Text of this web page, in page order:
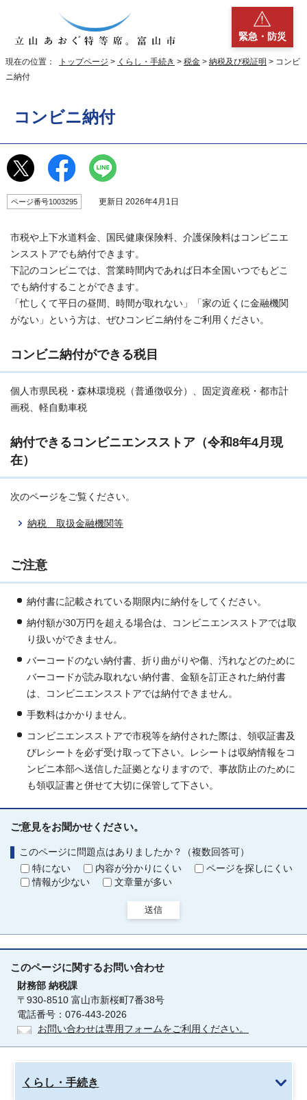
緊急・防災
現在の位置： トップページ > くらし・手続き > 税金 > 納税及び税証明 > コンビ
ニ納付
コンビニ納付
ページ番号1003295 更新日 2026年4月1日
市税や上下水道料金、国民健康保険料、介護保険料はコンビニエ
ンスストアでも納付できます。
下記のコンビニでは、営業時間内であれば日本全国いつでもどこ
でも納付することができます。
「忙しくて平日の昼間、時間が取れない」「家の近くに金融機関
がない」という方は、ぜひコンビニ納付をご利用ください。
コンビニ納付ができる税目
個人市県民税・森林環境税（普通徴収分）、固定資産税・都市計
画税、軽自動車税
納付できるコンビニエンスストア（令和8年4月現
在）
次のページをご覧ください。
納税 取扱金融機関等
ご注意
納付書に記載されている期限内に納付をしてください。
納付額が30万円を超える場合は、コンビニエンスストアでは取
り扱いができません。
バーコードのない納付書、折り曲がりや傷、汚れなどのために
バーコードが読み取れない納付書、金額を訂正された納付書
は、コンビニエンスストアでは納付できません。
手数料はかかりません。
コンビニエンスストアで市税等を納付された際は、領収証書及
びレシートを必ず受け取って下さい。レシートは収納情報をコ
ンビニ本部へ送信した証拠となりますので、事故防止のために
も領収証書と併せて大切に保管して下さい。
ご意見をお聞かせください。
このページに問題点はありましたか？（複数回答可）
特にない
内容が分かりにくい
ページを探しにくい
情報が少ない
文章量が多い
送信
このページに関するお問い合わせ
財務部 納税課
〒930-8510 富山市新桜町7番38号
電話番号：076-443-2026
お問い合わせは専用フォームをご利用ください。
くらし・手続き